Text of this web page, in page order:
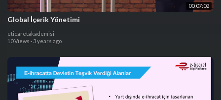
00:07:02
Global İçerik Yönetimi
eticaretakademisi
10 Views · 3 years ago